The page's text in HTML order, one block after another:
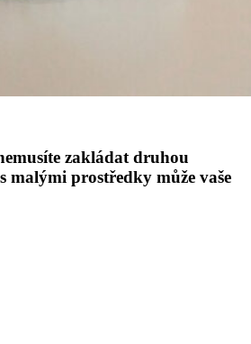
zakládat druhou
malými prostředky může vaše